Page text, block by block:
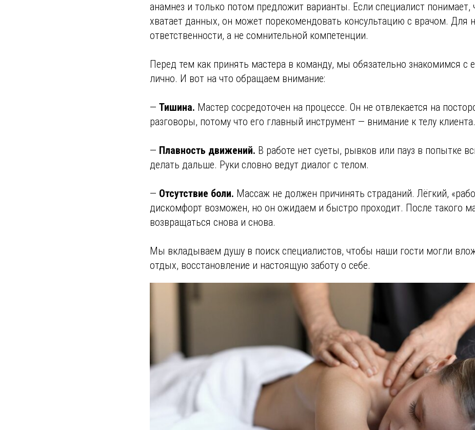
анамнез и только потом предложит варианты. Если специалист понимает,
хватает данных, он может порекомендовать консультацию с врачом. Для
ответственности, а не сомнительной компетенции.
Перед тем как принять мастера в команду, мы обязательно знакомимся с
лично. И вот на что обращаем внимание:
— Тишина. Мастер сосредоточен на процессе. Он не отвлекается на
разговоры, потому что его главный инструмент — внимание к телу клиента.
— Плавность движений. В работе нет суеты, рывков или пауз в попытке
делать дальше. Руки словно ведут диалог с телом.
— Отсутствие боли. Массаж не должен причинять страданий. Лёгкий,
дискомфорт возможен, но он ожидаем и быстро проходит. После такого
возвращаться снова и снова.
Мы вкладываем душу в поиск специалистов, чтобы наши гости могли
отдых, восстановление и настоящую заботу о себе.